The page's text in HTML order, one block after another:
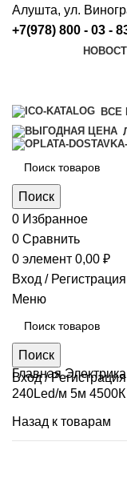
Алушта, ул.
+7(978) 800 - 03 -
ВСЕ
Поиск
0 Избранное
0 Сравнить
0 элемент 0,00 ₽
Вход / Регистрация
Меню
Поиск
Вход / Регистрация
ГлавнаяЭлектрика
240Led/м 5м
Назад к товарам